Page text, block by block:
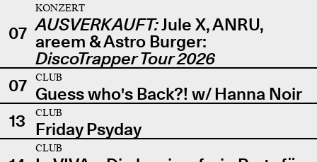
07
KONZERT
AUSVERKAUFT:Jule X, ANRU,
areem & Astro Burger:
DiscoTrapper Tour 2026
07
CLUB
Guess who's Back?! w/ Hanna Noir
13
CLUB
Friday Psyday
CLUB